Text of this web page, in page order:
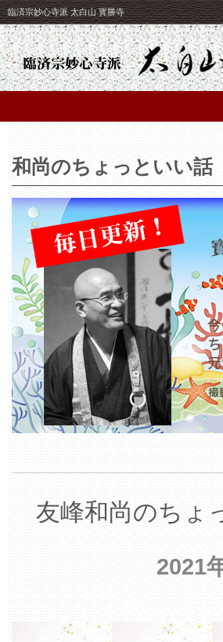
臨済宗妙心寺派 太白山 寳勝寺
和尚のちょっといい話
友峰和尚のちょ